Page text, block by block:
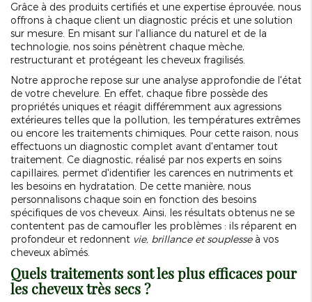
Grâce à des produits certifiés et une expertise éprouvée, nous
offrons à chaque client un diagnostic précis et une solution
sur mesure. En misant sur l'alliance du naturel et de la
technologie, nos soins pénètrent chaque mèche,
restructurant et protégeant les cheveux fragilisés.
Notre approche repose sur une analyse approfondie de l'état
de votre chevelure. En effet, chaque fibre possède des
propriétés uniques et réagit différemment aux agressions
extérieures telles que la pollution, les températures extrêmes
ou encore les traitements chimiques. Pour cette raison, nous
effectuons un diagnostic complet avant d'entamer tout
traitement. Ce diagnostic, réalisé par nos experts en soins
capillaires, permet d'identifier les carences en nutriments et
les besoins en hydratation. De cette manière, nous
personnalisons chaque soin en fonction des besoins
spécifiques de vos cheveux. Ainsi, les résultats obtenus ne se
contentent pas de camoufler les problèmes : ils réparent en
profondeur et redonnent vie, brillance et souplesseà vos
cheveux abîmés.
Quels traitements sont les plus efficaces pour
les cheveux très secs ?